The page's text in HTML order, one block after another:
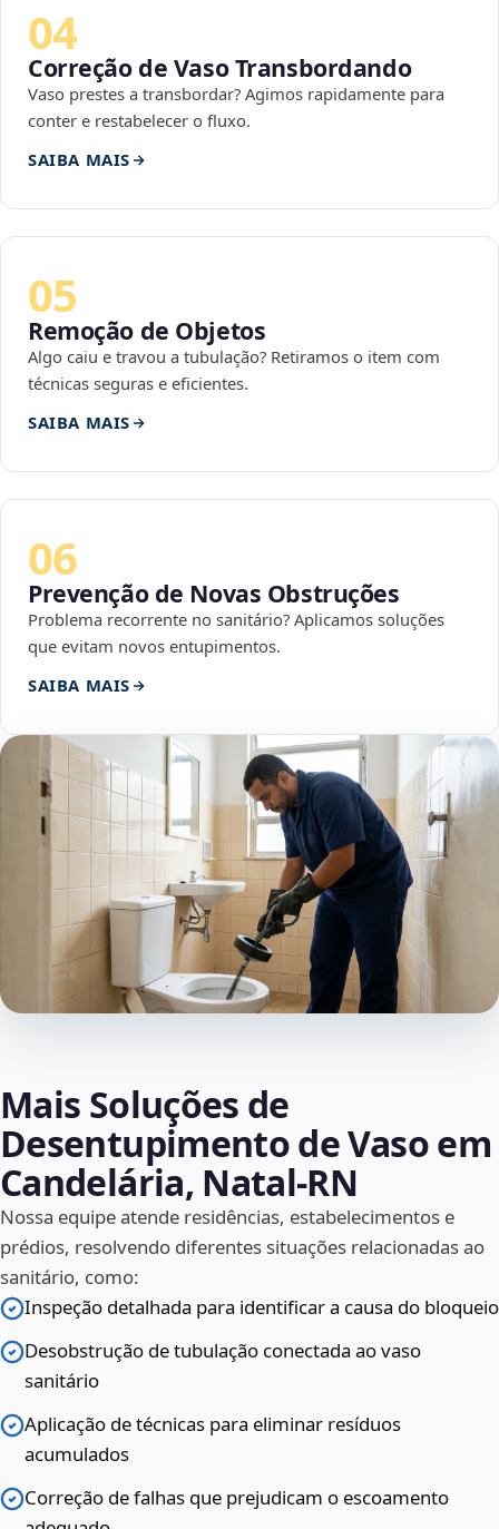
04
Correção de Vaso Transbordando
Vaso prestes a transbordar? Agimos rapidamente para
conter e restabelecer o fluxo.
SAIBA MAIS
05
Remoção de Objetos
Algo caiu e travou a tubulação? Retiramos o item com
técnicas seguras e eficientes.
SAIBA MAIS
06
Prevenção de Novas Obstruções
Problema recorrente no sanitário? Aplicamos soluções
que evitam novos entupimentos.
SAIBA MAIS
Mais Soluções de
Desentupimento de Vaso em
Candelária, Natal‑RN
Nossa equipe atende residências, estabelecimentos e
prédios, resolvendo diferentes situações relacionadas ao
sanitário, como:
Inspeção detalhada para identificar a causa do bloqueio
Desobstrução de tubulação conectada ao vaso
sanitário
Aplicação de técnicas para eliminar resíduos
acumulados
Correção de falhas que prejudicam o escoamento